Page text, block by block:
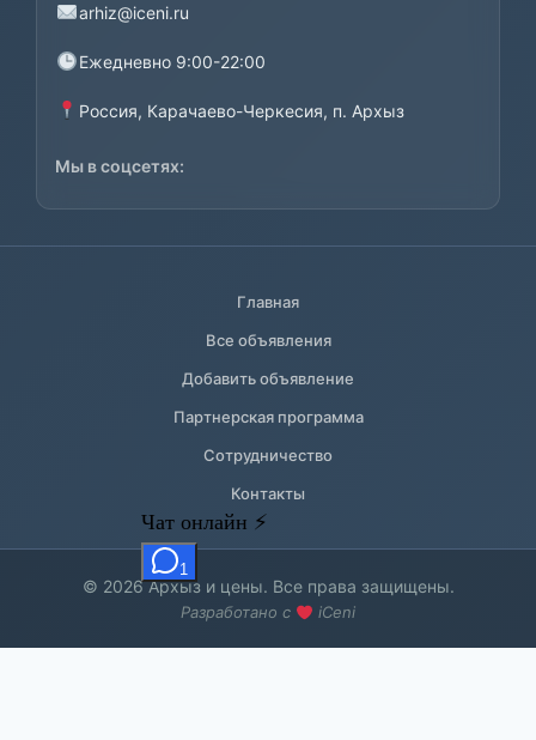
arhiz@iceni.ru
Ежедневно 9:00-22:00
Россия, Карачаево-Черкесия, п. Архыз
Мы в соцсетях:
Главная
Все объявления
Добавить объявление
Партнерская программа
Сотрудничество
Контакты
© 2026 Архыз и цены. Все права защищены.
Разработано с iCeni